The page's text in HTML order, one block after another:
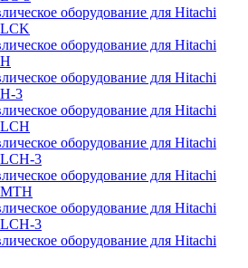
оборудование для Hitachi
оборудование для Hitachi
оборудование для Hitachi
3
оборудование для Hitachi
оборудование для Hitachi
3
оборудование для Hitachi
оборудование для Hitachi
3
оборудование для Hitachi